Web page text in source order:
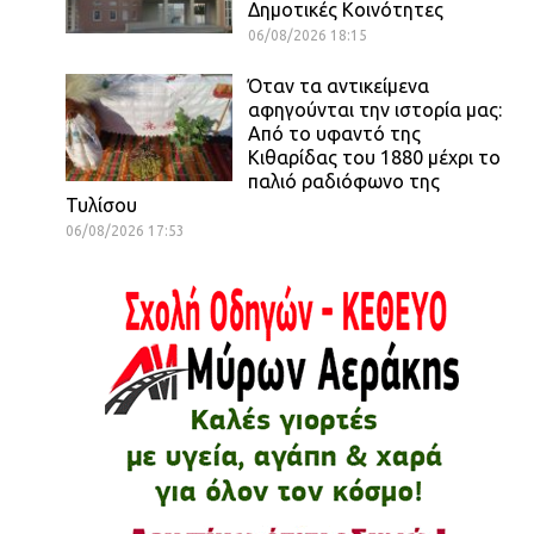
Δημοτικές Κοινότητες
06/08/2026 18:15
Όταν τα αντικείμενα
αφηγούνται την ιστορία μας:
Από το υφαντό της
Κιθαρίδας του 1880 μέχρι το
παλιό ραδιόφωνο της
Τυλίσου
06/08/2026 17:53